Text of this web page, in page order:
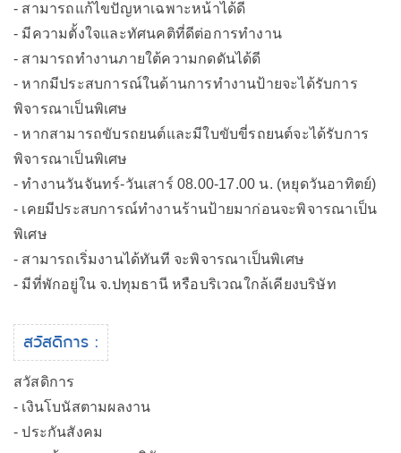
- สามารถแก้ไขปัญหาเฉพาะหน้าได้ดี
- มีความตั้งใจและทัศนคติที่ดีต่อการทำงาน
- สามารถทำงานภายใต้ความกดดันได้ดี
- หากมีประสบการณ์ในด้านการทำงานป้ายจะได้รับการ
พิจารณาเป็นพิเศษ
- หากสามารถขับรถยนต์และมีใบขับขี่รถยนต์จะได้รับการ
พิจารณาเป็นพิเศษ
- ทำงานวันจันทร์-วันเสาร์ 08.00-17.00 น. (หยุดวันอาทิตย์)
- เคยมีประสบการณ์ทำงานร้านป้ายมาก่อนจะพิจารณาเป็น
พิเศษ
- สามารถเริ่มงานได้ทันที จะพิจารณาเป็นพิเศษ
- มีที่พักอยู่ใน จ.ปทุมธานี หรือบริเวณใกล้เคียงบริษัท
สวัสดิการ :
สวัสดิการ
- เงินโบนัสตามผลงาน
- ประกันสังคม